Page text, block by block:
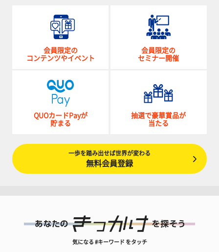
会員限定の
コンテンツやイベント
会員限定の
セミナー開催
QUOカードPayが
貯まる
抽選で豪華賞品が
当たる
一歩を踏み出せば世界が変わる
無料会員登録
気になる #キーワード をタッチ